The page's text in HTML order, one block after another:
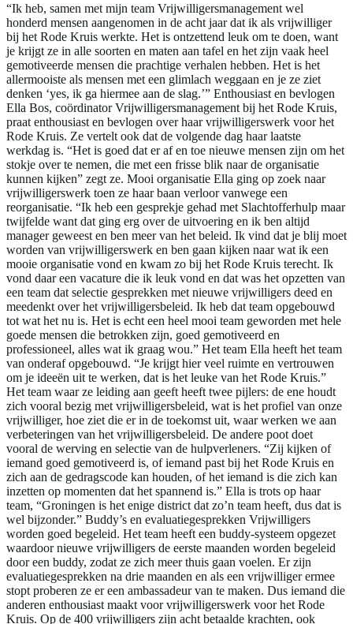
“Ik heb, samen met mijn team Vrijwilligersmanagement wel
honderd mensen aangenomen in de acht jaar dat ik als vrijwilliger
bij het Rode Kruis werkte. Het is ontzettend leuk om te doen, want
je krijgt ze in alle soorten en maten aan tafel en het zijn vaak heel
gemotiveerde mensen die prachtige verhalen hebben. Het is het
allermooiste als mensen met een glimlach weggaan en je ze ziet
denken ‘yes, ik ga hiermee aan de slag.’” Enthousiast en bevlogen
Ella Bos, coördinator Vrijwilligersmanagement bij het Rode Kruis,
praat enthousiast en bevlogen over haar vrijwilligerswerk voor het
Rode Kruis. Ze vertelt ook dat de volgende dag haar laatste
werkdag is. “Het is goed dat er af en toe nieuwe mensen zijn om het
stokje over te nemen, die met een frisse blik naar de organisatie
kunnen kijken” zegt ze. Mooi organisatie Ella ging op zoek naar
vrijwilligerswerk toen ze haar baan verloor vanwege een
reorganisatie. “Ik heb een gesprekje gehad met Slachtofferhulp maar
twijfelde want dat ging erg over de uitvoering en ik ben altijd
manager geweest en ben meer van het beleid. Ik vind dat je blij moet
worden van vrijwilligerswerk en ben gaan kijken naar wat ik een
mooie organisatie vond en kwam zo bij het Rode Kruis terecht. Ik
vond daar een vacature die ik leuk vond en dat was het opzetten van
een team dat selectie gesprekken met nieuwe vrijwilligers deed en
meedenkt over het vrijwilligersbeleid. Ik heb dat team opgebouwd
tot wat het nu is. Het is echt een heel mooi team geworden met hele
goede mensen die betrokken zijn, goed gemotiveerd en
professioneel, alles wat ik graag wou.” Het team Ella heeft het team
van onderaf opgebouwd. “Je krijgt hier veel ruimte en vertrouwen
om je ideeën uit te werken, dat is het leuke van het Rode Kruis.”
Het team waar ze leiding aan geeft heeft twee pijlers: de ene houdt
zich vooral bezig met vrijwilligersbeleid, wat is het profiel van onze
vrijwilliger, hoe ziet die er in de toekomst uit, waar werken we aan
verbeteringen van het vrijwilligersbeleid. De andere poot doet
vooral de werving en selectie van de hulpverleners. “Zij kijken of
iemand goed gemotiveerd is, of iemand past bij het Rode Kruis en
zich aan de gedragscode kan houden, of het iemand is die zich kan
inzetten op momenten dat het spannend is.” Ella is trots op haar
team, “Groningen is het enige district dat zo’n team heeft, dus dat is
wel bijzonder.” Buddy’s en evaluatiegesprekken Vrijwilligers
worden goed begeleid. Het team heeft een buddy-systeem opgezet
waardoor nieuwe vrijwilligers de eerste maanden worden begeleid
door een buddy, zodat ze zich meer thuis gaan voelen. Er zijn
evaluatiegesprekken na drie maanden en als een vrijwilliger ermee
stopt proberen ze er een ambassadeur van te maken. Dus iemand die
anderen enthousiast maakt voor vrijwilligerswerk voor het Rode
Kruis. Op de 400 vrijwilligers zijn acht betaalde krachten, ook